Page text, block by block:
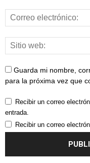
Guarda mi nombre,
para la próxima vez que
Recibir un correo
entrada.
Recibir un correo